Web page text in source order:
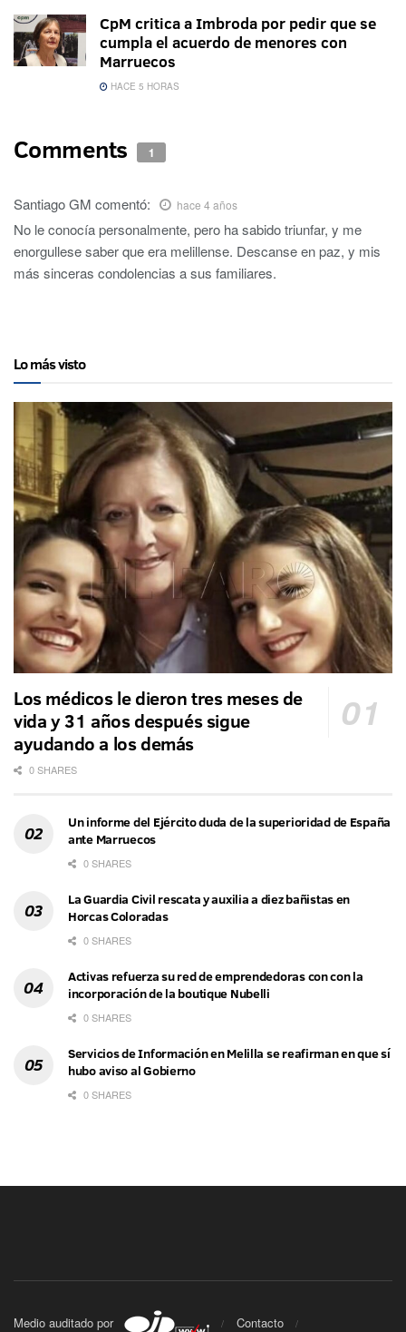
CpM critica a Imbroda por pedir que se
cumpla el acuerdo de menores con
Marruecos
HACE 5 HORAS
Comments 1
Santiago GM comentó: hace 4 años
No le conocía personalmente, pero ha sabido triunfar, y me
enorgullese saber que era melillense. Descanse en paz, y mis
más sinceras condolencias a sus familiares.
Lo más visto
Los médicos le dieron tres meses de
vida y 31 años después sigue
ayudando a los demás
0 SHARES
Un informe del Ejército duda de la superioridad de España
ante Marruecos
0 SHARES
La Guardia Civil rescata y auxilia a diez bañistas en
Horcas Coloradas
0 SHARES
Activas refuerza su red de emprendedoras con con la
incorporación de la boutique Nubelli
0 SHARES
Servicios de Información en Melilla se reafirman en que sí
hubo aviso al Gobierno
0 SHARES
Medio auditado por
Contacto